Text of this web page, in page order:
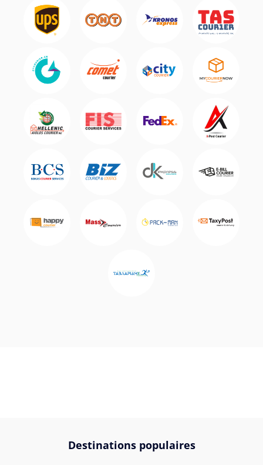
Destinations populaires